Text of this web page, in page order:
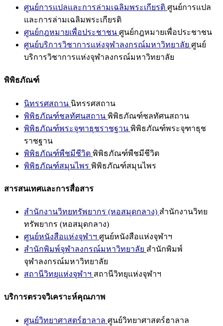
ศูนย์การแปลและการล่ามเฉลิมพระเกียรติ ศูนย์การแปล
และการล่ามเฉลิมพระเกียรติ
ศูนย์กฎหมายเพื่อประชาชน ศูนย์กฎหมายเพื่อประชาชน
ศูนย์บริการวิชาการแห่งจุฬาลงกรณ์มหาวิทยาลัย ศูนย์
บริการวิชาการแห่งจุฬาลงกรณ์มหาวิทยาลัย
พิพิธภัณฑ์
นิทรรศสถาน นิทรรศสถาน
พิพิธภัณฑ์ชลทัศนสถาน พิพิธภัณฑ์ชลทัศนสถาน
พิพิธภัณฑ์พระจุฑาธุชราชฐาน พิพิธภัณฑ์พระจุฑาธุช
ราชฐาน
พิพิธภัณฑ์พืชมีชีวิต พิพิธภัณฑ์พืชมีชีวิต
พิพิธภัณฑ์สมุนไพร พิพิธภัณฑ์สมุนไพร
สารสนเทศและการสื่อสาร
สำนักงานวิทยทรัพยากร (หอสมุดกลาง) สำนักงานวิทย
ทรัพยากร (หอสมุดกลาง)
ศูนย์หนังสือแห่งจุฬาฯ ศูนย์หนังสือแห่งจุฬาฯ
สำนักพิมพ์จุฬาลงกรณ์มหาวิทยาลัย สำนักพิมพ์
จุฬาลงกรณ์มหาวิทยาลัย
สถานีวิทยุแห่งจุฬาฯ สถานีวิทยุแห่งจุฬาฯ
บริการตรวจวิเคราะห์คุณภาพ
ศูนย์วิทยาศาสตร์ฮาลาล ศูนย์วิทยาศาสตร์ฮาลาล